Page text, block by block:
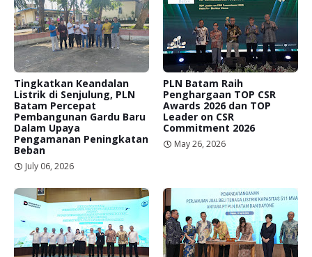
Tingkatkan Keandalan
Listrik di Senjulung, PLN
Batam Percepat
Pembangunan Gardu Baru
Dalam Upaya
Pengamanan Peningkatan
Beban
July 06, 2026
PLN Batam Raih
Penghargaan TOP CSR
Awards 2026 dan TOP
Leader on CSR
Commitment 2026
May 26, 2026